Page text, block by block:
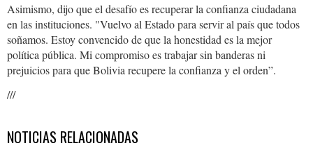
Asimismo, dijo que el desafío es recuperar la confianza ciudadana
en las instituciones. "Vuelvo al Estado para servir al país que todos
soñamos. Estoy convencido de que la honestidad es la mejor
política pública. Mi compromiso es trabajar sin banderas ni
prejuicios para que Bolivia recupere la confianza y el orden”.
///
NOTICIAS RELACIONADAS